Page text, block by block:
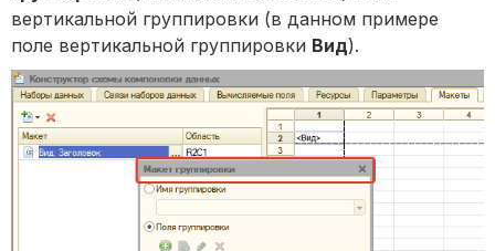
вертикальной группировки (в данном примере
поле вертикальной группировки Вид).